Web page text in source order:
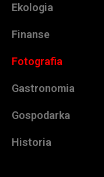
Ekologia
Finanse
Fotografia
Gastronomia
Gospodarka
Historia